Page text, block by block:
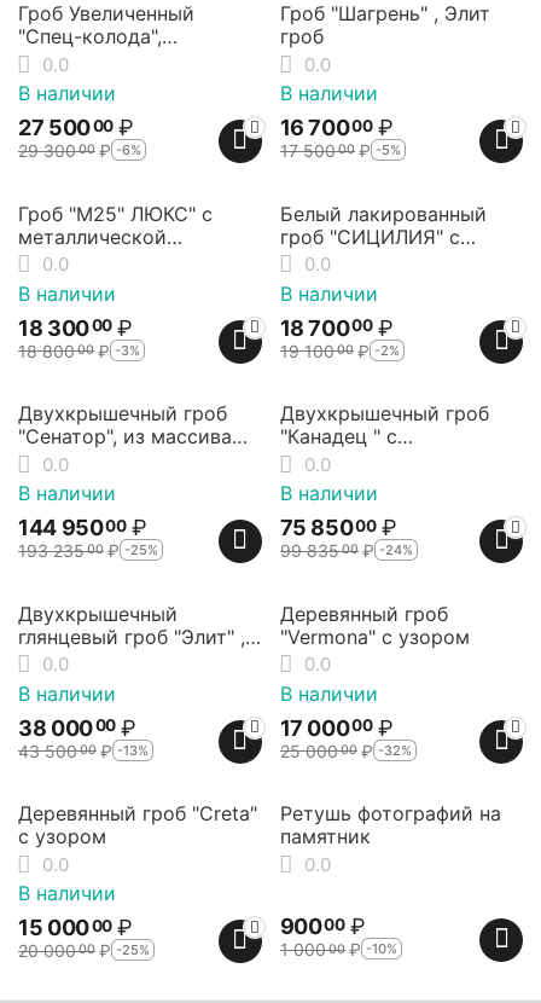
Гроб Увеличенный
"Спец-колода",
металлическая
фурнитура, Элит Гроб
0.0
В наличии
27 50000 ₽
29 30000 ₽ -6%
Гроб "Шагрень" , Элит
гроб
0.0
В наличии
16 70000 ₽
17 50000 ₽ -5%
Гроб "М25" ЛЮКС" с
металлической
фурнитурой, Элит Гроб
0.0
В наличии
18 30000 ₽
18 80000 ₽ -3%
Белый лакированный
гроб "СИЦИЛИЯ" с
металлической
фурнитурой.
0.0
В наличии
18 70000 ₽
19 10000 ₽ -2%
Двухкрышечный гроб
"Сенатор", из массива
ольхи, Elit-grob
0.0
В наличии
144 95000 ₽
193 23500 ₽ -25%
Двухкрышечный гроб
"Канадец " с
металлической
фурнитурой, матовый,
янтарь Elit-grob
0.0
В наличии
75 85000 ₽
99 83500 ₽ -24%
Двухкрышечный
глянцевый гроб "Элит" ,
от Elit-grob
0.0
В наличии
38 00000 ₽
43 50000 ₽ -13%
Деревянный гроб
"Vermona" с узором
0.0
В наличии
17 00000 ₽
25 00000 ₽ -32%
Деревянный гроб "Creta"
с узором
0.0
В наличии
15 00000 ₽
20 00000 ₽ -25%
Ретушь фотографий на
памятник
0.0
90000 ₽
1 00000 ₽ -10%